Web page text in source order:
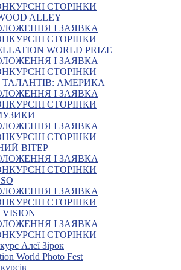
СТОРІНКИ
ALLEY
І ЗАЯВКА
СТОРІНКИ
WORLD PRIZE
І ЗАЯВКА
СТОРІНКИ
ТАЛАНТІВ: АМЕРИКА
І ЗАЯВКА
СТОРІНКИ
І ЗАЯВКА
СТОРІНКИ
ВІТЕР
І ЗАЯВКА
СТОРІНКИ
І ЗАЯВКА
СТОРІНКИ
VISION
І ЗАЯВКА
СТОРІНКИ
Алеї Зірок
World Photo Fest